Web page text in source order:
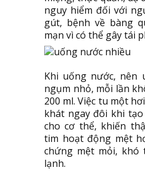
nguy hiểm đối với
gút, bệnh về bàng
mạn vì có thể gây tái
Khi uống nước,
ngụm nhỏ, mỗi lần
200 ml. Việc tu một
khát ngay đôi khi
cho cơ thể, khiến
tim hoạt động mệt
chứng mệt mỏi, khó
lạnh.